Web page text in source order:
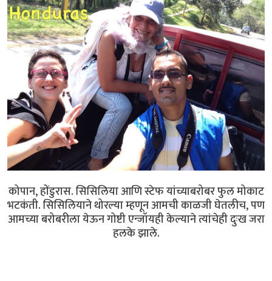
कोपान, होंडुरास. सिसिलिया आणि स्टेफ यांच्याबरोबर फुल मोकाट
भटकंती. सिसिलियाने थोरल्या म्हणून आमची काळजी घेतलीच, पण
आमच्या बरोबरीला येऊन गोष्टी एन्जॉयही केल्याने त्यांचेही दुःख जरा
हलके झाले.